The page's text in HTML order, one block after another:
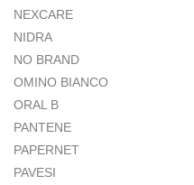
NEXCARE
NIDRA
NO BRAND
OMINO BIANCO
ORAL B
PANTENE
PAPERNET
PAVESI